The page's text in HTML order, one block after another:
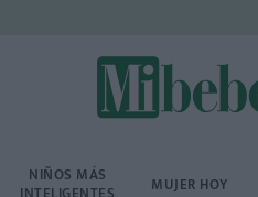
NIÑOS MÁS MUJER HOY